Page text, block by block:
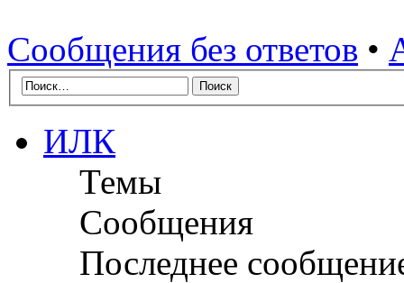
Сообщения без ответов •
ИЛК
Темы
Сообщения
Последнее